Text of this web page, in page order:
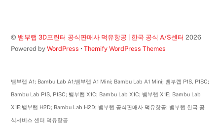
© 뱀부랩 3D프린터 공식판매사 덕유항공 | 한국 공식 A/S센터 2026
Powered byWordPress •Themify WordPress Themes
뱀부랩 A1; Bambu Lab A1;뱀부랩 A1 Mini; Bambu Lab A1 Mini; 뱀부랩 P1S, P1SC;
Bambu Lab P1S, P1SC; 뱀부랩 X1C; Bambu Lab X1C; 뱀부랩 X1E; Bambu Lab
X1E;뱀부랩 H2D; Bambu Lab H2D; 뱀부랩 공식판매사 덕유항공; 뱀부랩 한국 공
식서비스 센터 덕유항공